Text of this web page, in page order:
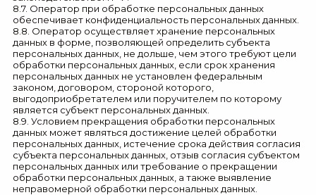
8.7. Оператор при обработке персональных данных
обеспечивает конфиденциальность персональных данных.
8.8. Оператор осуществляет хранение персональных
данных в форме, позволяющей определить субъекта
персональных данных, не дольше, чем этого требуют цели
обработки персональных данных, если срок хранения
персональных данных не установлен федеральным
законом, договором, стороной которого,
выгодоприобретателем или поручителем по которому
является субъект персональных данных.
8.9. Условием прекращения обработки персональных
данных может являться достижение целей обработки
персональных данных, истечение срока действия согласия
субъекта персональных данных, отзыв согласия субъектом
персональных данных или требование о прекращении
обработки персональных данных, а также выявление
неправомерной обработки персональных данных.